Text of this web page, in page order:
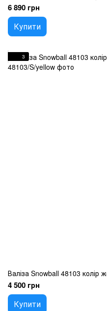
6 890 грн
Купити
3
Валіза Snowball 48103 колір
4 500 грн
Купити